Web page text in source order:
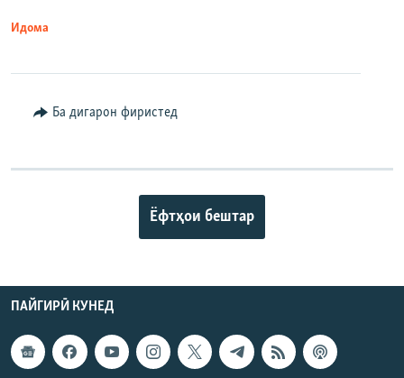
Идома
Ба дигарон фиристед
Ёфтҳои бештар
ПАЙГИРӢ КУНЕД